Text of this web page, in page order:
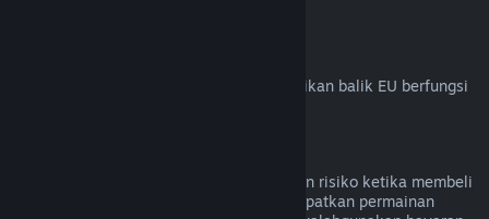
Untuk penjelasan tentang cara hak penarikan balik EU berfungsi
Bayaran balik direka untuk menghapuskan risiko ketika membeli
tajuk di Steam – bukan cara untuk mendapatkan permainan